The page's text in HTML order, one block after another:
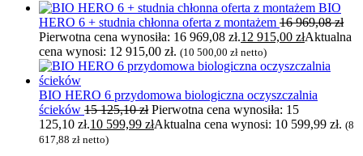
BIO
HERO 6 + studnia chłonna oferta z montażem 16 969,08zł
Pierwotna cena wynosiła: 16 969,08 zł.12 915,00 złAktualna
cena wynosi: 12 915,00 zł. (10 500,00 zł netto)
BIO HERO 6 przydomowa biologiczna oczyszczalnia
ścieków 15 125,10zł Pierwotna cena wynosiła: 15
125,10 zł.10 599,99 złAktualna cena wynosi: 10 599,99 zł. (8
617,88 zł netto)